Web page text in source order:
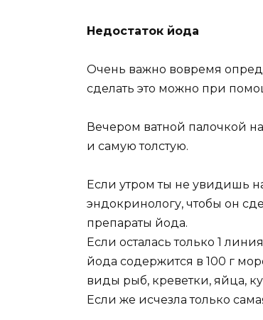
Недостаток йода
Очень важно вовремя
сделать это можно при
Вечером ватной палочкой
и самую толстую.
Если утром ты не увидишь
эндокринологу, чтобы он
препараты йода.
Если осталась только 1
йода содержится в 100 г
виды рыб, креветки, яйца,
Если же исчезла только